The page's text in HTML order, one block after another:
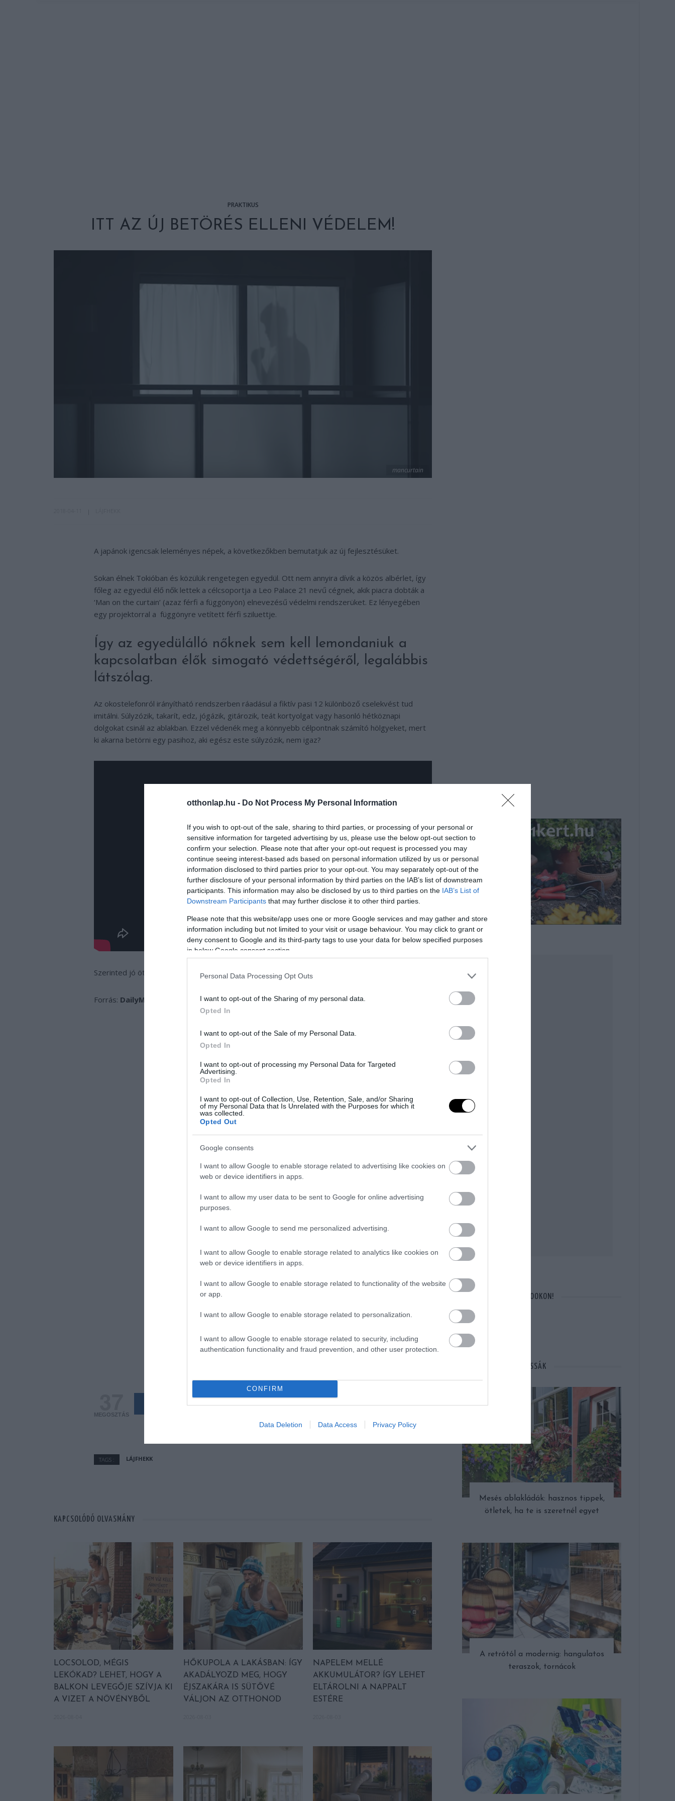
otthonlap.hu - Do Not Process My Personal Information
If you wish to opt-out of the sale, sharing to third parties, or processing of your personal or
sensitive information for targeted advertising by us, please use the below opt-out section to
confirm your selection. Please note that after your opt-out request is processed you may
continue seeing interest-based ads based on personal information utilized by us or personal
information disclosed to third parties prior to your opt-out. You may separately opt-out of the
further disclosure of your personal information by third parties on the IAB’s list of downstream
participants. This information may also be disclosed by us to third parties on the IAB’s List of
Downstream Participants that may further disclose it to other third parties.
Please note that this website/app uses one or more Google services and may gather and store
information including but not limited to your visit or usage behaviour. You may click to grant or
deny consent to Google and its third-party tags to use your data for below specified purposes
in below Google consent section.
Personal Data Processing Opt Outs
I want to opt-out of the Sharing of my personal data.
Opted In
I want to opt-out of the Sale of my Personal Data.
Opted In
I want to opt-out of processing my Personal Data for Targeted
Advertising.
Opted In
I want to opt-out of Collection, Use, Retention, Sale, and/or Sharing
of my Personal Data that Is Unrelated with the Purposes for which it
was collected.
Opted Out
Google consents
I want to allow Google to enable storage related to advertising like cookies on
web or device identifiers in apps.
I want to allow my user data to be sent to Google for online advertising
purposes.
I want to allow Google to send me personalized advertising.
I want to allow Google to enable storage related to analytics like cookies on
web or device identifiers in apps.
I want to allow Google to enable storage related to functionality of the website
or app.
I want to allow Google to enable storage related to personalization.
I want to allow Google to enable storage related to security, including
authentication functionality and fraud prevention, and other user protection.
CONFIRM
Data Deletion Data Access Privacy Policy
PRAKTIKUS
ITT AZ ÚJ BETÖRÉS ELLENI VÉDELEM!
mancurtain
A japánok igencsak leleményes népek, a következőkben bemutatjuk az új fejlesztésüket.
Sokan élnek Tokióban és közülük rengetegen egyedül. Ott nem annyira dívik a közös albérlet, így
főleg az egyedül élő nők lettek a célcsoportja a Leo Palace 21 nevű cégnek, akik piacra dobták a
‘Man on the curtain’ (azaz férfi a függönyön) elnevezésű védelmi rendszerüket. Ez lényegében
egy projektorral a függönyre vetített férfi sziluettje.
Így az egyedülálló nőknek sem kell lemondaniuk a
kapcsolatban élők simogató védettségéről, legalábbis
látszólag.
Az okostelefonról irányítható rendszerben ráadásul a fiktív pasi 12 különböző cselekvést tud
imitálni. Súlyzózik, takarít, edz, jógázik, gitározik, teát kortyolgat vagy hasonló hétköznapi
dolgokat csinál az ablakban. Ezzel védenék meg a könnyebb célpontnak számító hölgyeket, mert
ki akarna betörni egy pasihoz, aki egész este súlyzózik, nem igaz?
Szerinted jó ötlet?
Forrás: DailyMail
MEGOSZTÁS
Share Tweet
TAGS : LÁJFHEKK
KAPCSOLÓDÓ OLVASMÁNY
LOCSOLOD, MÉGIS
LEKÓKAD? LEHET, HOGY A
BALKON LEVEGŐJE SZÍVJA KI
A VIZET A NÖVÉNYBŐL
HŐKUPOLA A LAKÁSBAN: ÍGY
AKADÁLYOZD MEG, HOGY
ÉJSZAKÁRA IS SÜTŐVÉ
VÁLJON AZ OTTHONOD
NAPELEM MELLÉ
AKKUMULÁTOR? ÍGY LEHET
ELTÁROLNI A NAPPALT
ESTÉRE
OTT VAGYUN A FACEBOOKON!
MÁSOK ÉPP EZT OLVASSÁK
Mesés ablakládák: hasznos tippek,
ötletek, ha te is szeretnél egyet
A retrótól a modernig: hangulatos
teraszok, tornácok